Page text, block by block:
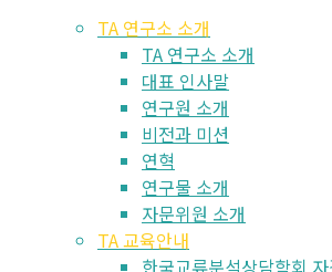
TA 연구소 소개
TA 연구소 소개
대표 인사말
연구원 소개
비전과 미션
연혁
연구물 소개
자문위원 소개
TA 교육안내